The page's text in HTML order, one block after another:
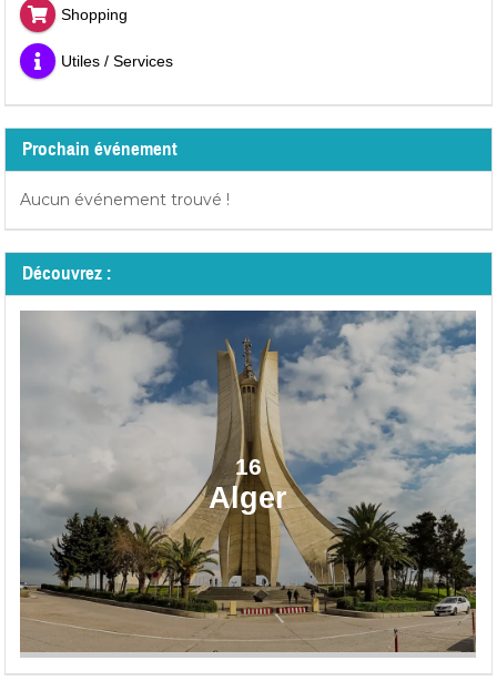
Shopping
Utiles / Services
Prochain événement
Aucun événement trouvé !
Découvrez :
16
Alger